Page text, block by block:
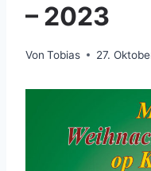
– 2023
Von Tobias 27.